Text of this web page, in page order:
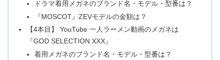
ドラマ着用メガネのブランド名・モデル・型番は？
『MOSCOT』ZEVモデルの金額は？
【4本目】 YouTube 一人ラーメン動画のメガネは
『GOD SELECTION XXX』
着用メガネのブランド名・モデル・型番は？